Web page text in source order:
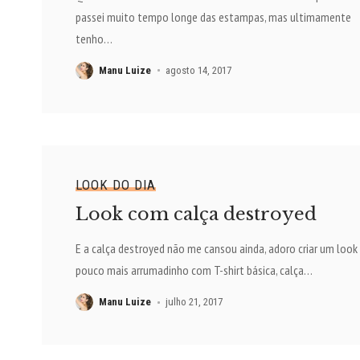
passei muito tempo longe das estampas, mas ultimamente
tenho…
Manu Luize agosto 14, 2017
LOOK DO DIA
Look com calça destroyed
E a calça destroyed não me cansou ainda, adoro criar um
pouco mais arrumadinho com T-shirt básica, calça…
Manu Luize julho 21, 2017